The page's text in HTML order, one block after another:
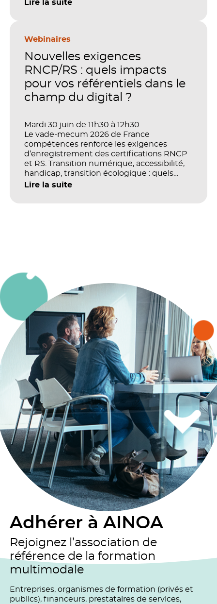
stratégique. Mais comment démontrer
investissements sur les compétences, la
productivité et la performance des
Lire la suite
Webinaires
Nouvelles exigences
RNCP/RS : quels impacts
pour vos référentiels dans le
champ du digital ?
Mardi 30 juin de 11h30 à 12h30
Le vade-mecum 2026 de France
compétences renforce les exigences
d’enregistrement des certifications RNCP
et RS. Transition numérique, accessibilité,
handicap, transition écologique : quels
impacts concrets pour les référentiels dans
Lire la suite
Adhérer à AINOA
Rejoignez l’association de
référence de la formation
multimodale
Entreprises, organismes de formation (privés et
publics), financeurs, prestataires de services,